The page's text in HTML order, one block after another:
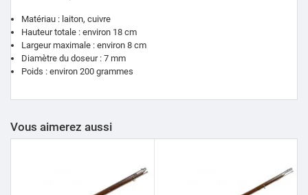
Matériau : laiton, cuivre
Hauteur totale : environ 18 cm
Largeur maximale : environ 8 cm
Diamètre du doseur : 7 mm
Poids : environ 200 grammes
Vous aimerez aussi